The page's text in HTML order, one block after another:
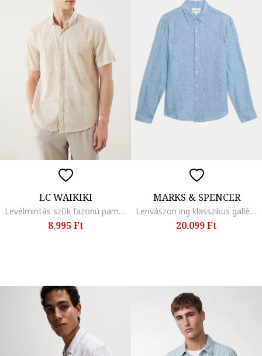
LC WAIKIKI
Levélmintás szűk fazonú pamuting, Krémszín
8.995 Ft
MARKS & SPENCER
Lenvászon ing klasszikus gallérral, Azúrkék
20.099 Ft